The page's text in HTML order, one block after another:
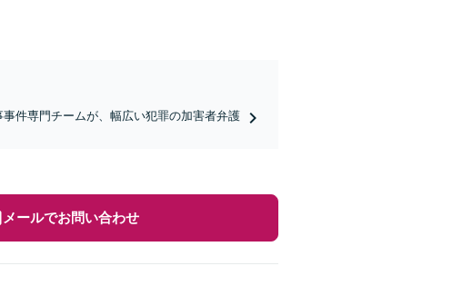
件専門チームが、幅広い犯罪の加害者弁護
メールでお問い合わせ